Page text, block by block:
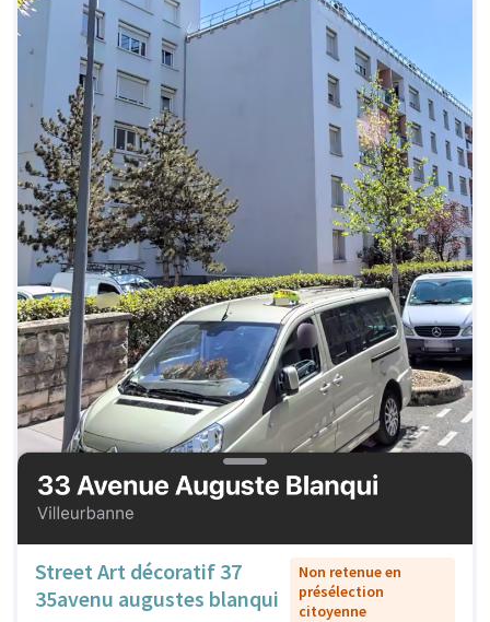
Street Art décoratif 37
35avenu augustes blanqui
Non retenue en
présélection
citoyenne